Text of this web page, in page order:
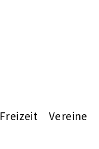
Freizeit Vereine